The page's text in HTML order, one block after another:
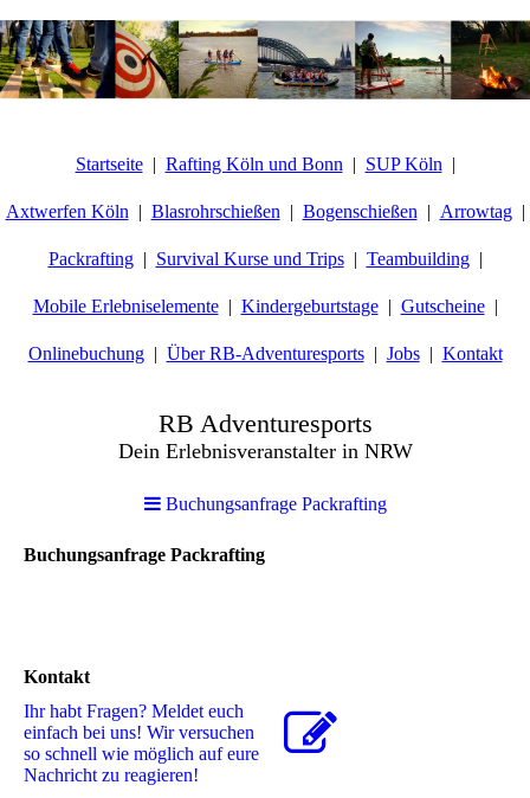
Startseite Rafting Köln und Bonn SUP Köln
Axtwerfen Köln Blasrohrschießen Bogenschießen Arrowtag
Packrafting Survival Kurse und Trips Teambuilding
Mobile Erlebniselemente Kindergeburtstage Gutscheine
Onlinebuchung Über RB-Adventuresports Jobs Kontakt
RB Adventuresports
Dein Erlebnisveranstalter in NRW
Buchungsanfrage Packrafting
Buchungsanfrage Packrafting
Kontakt
Ihr habt Fragen? Meldet euch
einfach bei uns! Wir versuchen
so schnell wie möglich auf eure
Nachricht zu reagieren!